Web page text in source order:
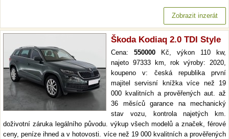
Zobrazit inzerát
Škoda Kodiaq 2.0 TDI Style
Cena: 550000 Kč, výkon 110 kw,
najeto 97333 km, rok výroby: 2020,
koupeno v: česká republika první
majitel servisní knížka více než 19
000 kvalitních a prověřených aut. až
36 měsíců garance na mechanický
stav vozu, kontrola najetých km.
doživotní záruka legálního původu. výkup všech modelů a značek, férové
ceny, peníze ihned a v hotovosti. více než 19 000 kvalitních a prověřených